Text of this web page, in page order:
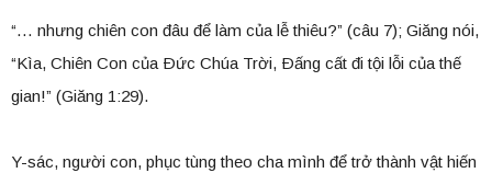
“… nhưng chiên con đâu để làm của lễ thiêu?” (câu 7); Giăng nói,
“Kìa, Chiên Con của Ðức Chúa Trời, Ðấng cất đi tội lỗi của thế
gian!” (Giăng 1:29).
Y-sác, người con, phục tùng theo cha mình để trở thành vật hiến